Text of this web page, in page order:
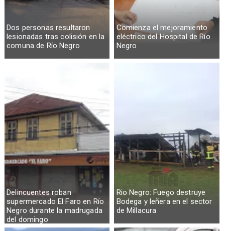
Dos personas resultaron
lesionadas tras colisión en la
comuna de Río Negro
Comienza el mejoramiento
eléctrico del Hospital de Río
Negro
Delincuentes roban
supermercado El Faro en Río
Negro durante la madrugada
del domingo
Rio Negro: Fuego destruye
Bodega y leñera en el sector
de Millacura